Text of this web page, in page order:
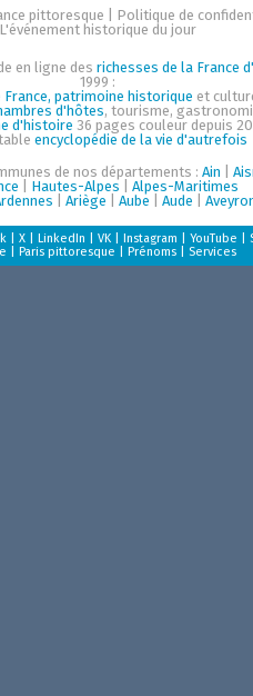
pittoresque
Politique de
L'événement historique du jour
en ligne des richesses de la France
1999 :
France, patrimoine historique et
d'hôtes, tourisme,
d'histoire 36 pages couleur depuis
encyclopédie de la vie d'autrefois
de nos départements : Ain
Hautes-Alpes
Alpes-Maritimes
Ariège Aube Aude
| X| LinkedIn VK| Instagram YouTube
Paris pittoresque Prénoms| Services